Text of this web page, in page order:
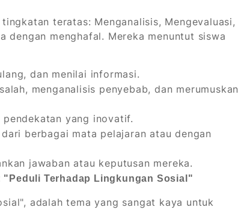
teratas: Menganalisis, Mengevaluasi,
menghafal. Mereka menuntut siswa
dan menilai informasi.
menganalisis penyebab, dan merumuskan
yang inovatif.
berbagai mata pelajaran atau dengan
jawaban atau keputusan mereka.
"Peduli Terhadap Lingkungan Sosial"
adalah tema yang sangat kaya untuk